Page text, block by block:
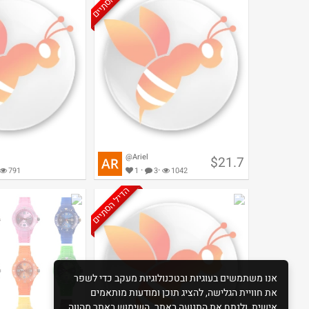
מולטי ויטמין
$21.7
@Ariel
1 · 3· 1042
לתזונה
ענבים קוף - 1.85 ק ג - Vitacost
791
הדיל הסתיים
אנו משתמשים בעוגיות ובטכנולוגיות מעקב כדי לשפר
את חוויית הגלישה, להציג תוכן ומודעות מותאמים